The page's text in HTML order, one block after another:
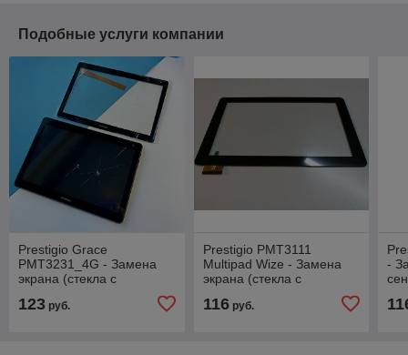
Подобные услуги компании
Prestigio Grace
PMT3231_4G - Замена
экрана (стекла с
оригинал
123 руб.
Prestigio PMT3111
Multipad Wize - Замена
экрана (стекла с
оригинал
116руб.
-